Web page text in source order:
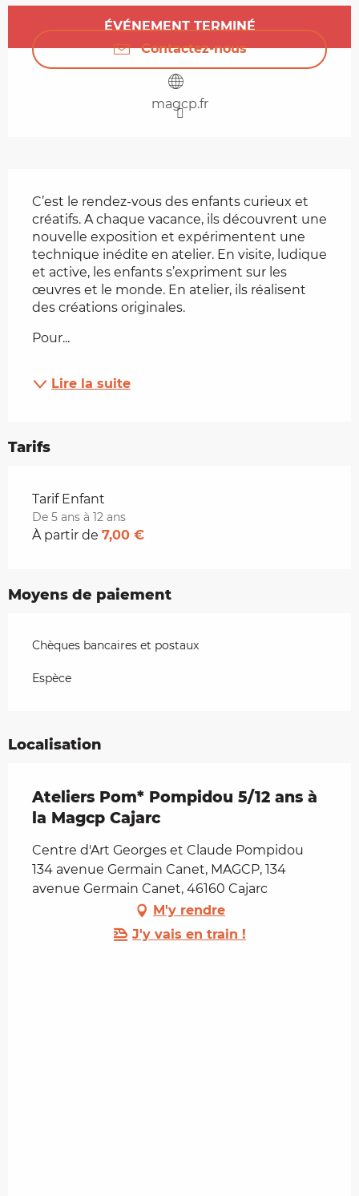
Ouverture et coordonnées
ÉVÉNEMENT TERMINÉ
Contactez-nous
magcp.fr
C’est le rendez-vous des enfants curieux et
créatifs. A chaque vacance, ils découvrent une
nouvelle exposition et expérimentent une
technique inédite en atelier. En visite, ludique
et active, les enfants s’expriment sur les
œuvres et le monde. En atelier, ils réalisent
des créations originales.
Pour...
Lire la suite
Tarifs
Tarifs 2026
Tarif Enfant
De 5 ans à 12 ans
À partir de 7,00 €
Moyens de paiement
Chèques bancaires et postaux
Espèce
Localisation
Ateliers Pom* Pompidou 5/12 ans à
la Magcp Cajarc
Centre d'Art Georges et Claude Pompidou
134 avenue Germain Canet, MAGCP, 134
avenue Germain Canet, 46160 Cajarc
M'y rendre
J'y vais en train !